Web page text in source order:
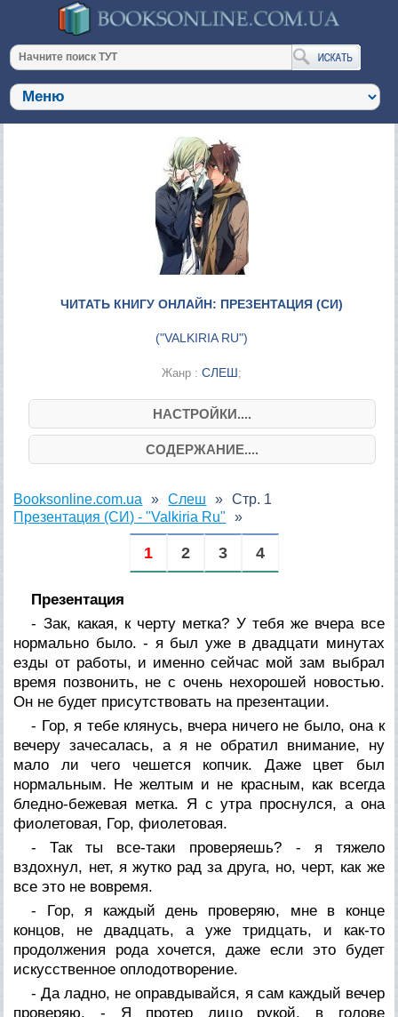
ЧИТАТЬ КНИГУ ОНЛАЙН: ПРЕЗЕНТАЦИЯ (СИ)
("VALKIRIA RU")
Жанр :СЛЕШ;
НАСТРОЙКИ....
СОДЕРЖАНИЕ....
Booksonline.com.ua
Слеш
Презентация (СИ) - "Valkiria Ru"
Стр. 1
1 2 3 4
Презентация
- Зак, какая, к черту метка? У тебя же вчера все
нормально было. - я был уже в двадцати минутах
езды от работы, и именно сейчас мой зам выбрал
время позвонить, не с очень нехорошей новостью.
Он не будет присутствовать на презентации.
- Гор, я тебе клянусь, вчера ничего не было, она к
вечеру зачесалась, а я не обратил внимание, ну
мало ли чего чешется копчик. Даже цвет был
нормальным. Не желтым и не красным, как всегда
бледно-бежевая метка. Я с утра проснулся, а она
фиолетовая, Гор, фиолетовая.
- Так ты все-таки проверяешь? - я тяжело
вздохнул, нет, я жутко рад за друга, но, черт, как же
все это не вовремя.
- Гор, я каждый день проверяю, мне в конце
концов, не двадцать, а уже тридцать, и как-то
продолжения рода хочется, даже если это будет
искусственное оплодотворение.
- Да ладно, не оправдывайся, я сам каждый вечер
проверяю, - Я протер лицо рукой, в голове